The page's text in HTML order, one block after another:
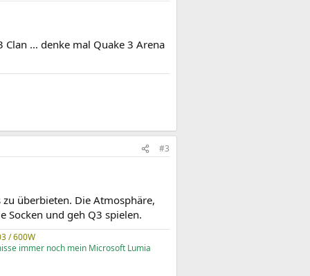
... denke mal Quake 3 Arena
#3
überbieten. Die Atmosphäre,
Socken und geh Q3 spielen.
/ 600W
immer noch mein Microsoft Lumia